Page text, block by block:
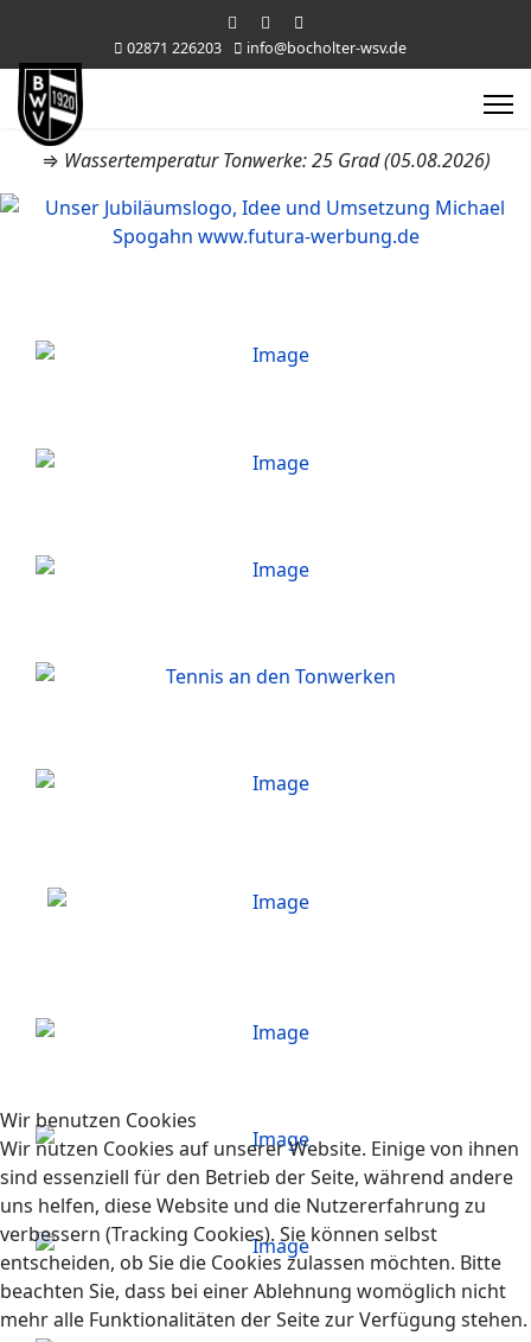
02871 226203 info@bocholter-wsv.de
⇒ Wassertemperatur Tonwerke: 25 Grad (05.08.2026)
Vereinsbad
Gastronomie
Wir benutzen Cookies
Wir nutzen Cookies auf unserer Website. Einige von ihnen
sind essenziell für den Betrieb der Seite, während andere
uns helfen, diese Website und die Nutzererfahrung zu
verbessern (Tracking Cookies). Sie können selbst
entscheiden, ob Sie die Cookies zulassen möchten. Bitte
beachten Sie, dass bei einer Ablehnung womöglich nicht
mehr alle Funktionalitäten der Seite zur Verfügung stehen.